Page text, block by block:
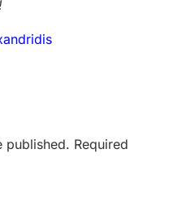
published. Required